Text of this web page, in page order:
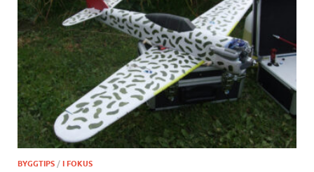
BYGGTIPS / I FOKUS